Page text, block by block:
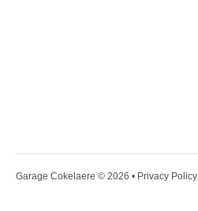
Garage Cokelaere © 2026 • Privacy Policy